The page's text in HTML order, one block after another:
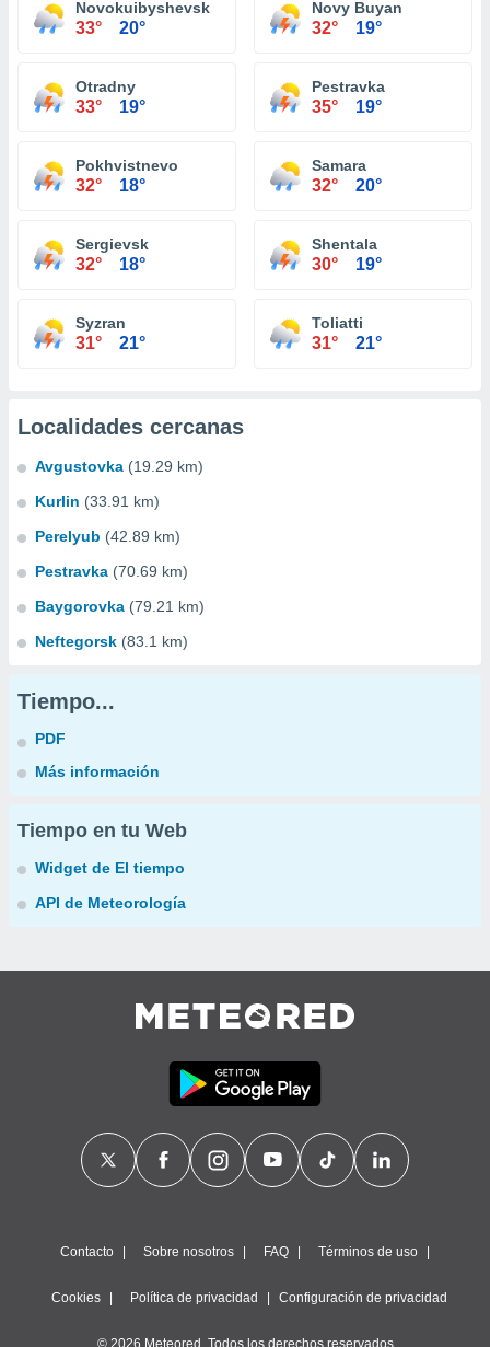
Novokuibyshevsk
33° 20°
Novy Buyan
32° 19°
Otradny
33° 19°
Pestravka
35° 19°
Pokhvistnevo
32° 18°
Samara
32° 20°
Sergievsk
32° 18°
Shentala
30° 19°
Syzran
31° 21°
Toliatti
31° 21°
Localidades cercanas
Avgustovka (19.29 km)
Kurlin (33.91 km)
Perelyub (42.89 km)
Pestravka (70.69 km)
Baygorovka (79.21 km)
Neftegorsk (83.1 km)
Tiempo...
PDF
Más información
Tiempo en tu Web
Widget de El tiempo
API de Meteorología
Contacto Sobre nosotros FAQ Términos de uso
Cookies Política de privacidad Configuración de privacidad
© 2026 Meteored. Todos los derechos reservados